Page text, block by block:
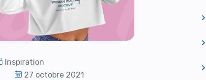
Inspiration
27 octobre 2021